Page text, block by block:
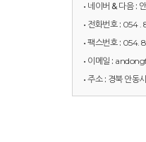
• 네이버 & 다음 :
• 전화번호 : 054 .
• 팩스번호 : 054.
• 이메일 :
• 주소 : 경북 안동